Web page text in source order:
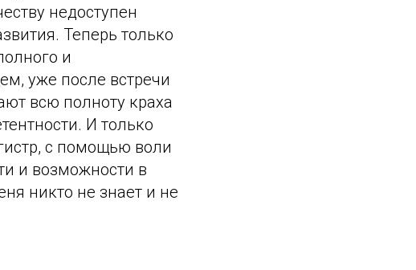
недоступен
Теперь только
и
уже после встречи
всю полноту краха
И только
с помощью воли
и возможности в
никто не знает и не